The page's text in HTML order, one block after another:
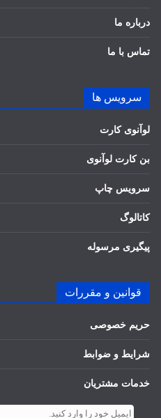
درباره ما
تماس با ما
سرویس ها
لوآنوی کارت
بن کارت لوآنوی
سرویس چاپ
کاتالوگ
پیگیری مرسوله
قوانین و مقررات
حریم خصوصی
شرایط و ضوابط
خدمات مشتریان